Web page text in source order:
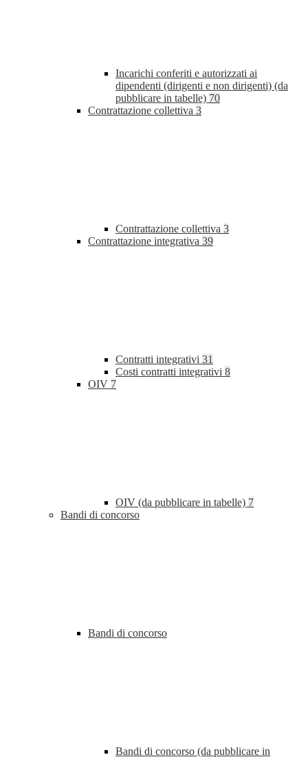
Incarichi conferiti e autorizzati ai
dipendenti (dirigenti e non dirigenti) (da
pubblicare in tabelle) 70
Contrattazione collettiva 3
Contrattazione collettiva 3
Contrattazione integrativa 39
Contratti integrativi 31
Costi contratti integrativi 8
OIV 7
OIV (da pubblicare in tabelle) 7
Bandi di concorso
Bandi di concorso
Bandi di concorso (da pubblicare in